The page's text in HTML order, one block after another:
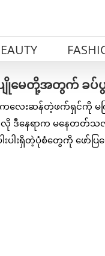
တို့အတွက် ခပ်ပွပွနဲ့
းကလေးဆန်တဲ့ဖက်ရှင်ကို
ရာက မနေတတ်သလိုနဲ့။
းရှိတဲ့ပုံစံတွေကို ဖော်ပြ